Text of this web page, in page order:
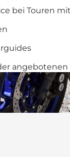
bei Touren
angebotenen